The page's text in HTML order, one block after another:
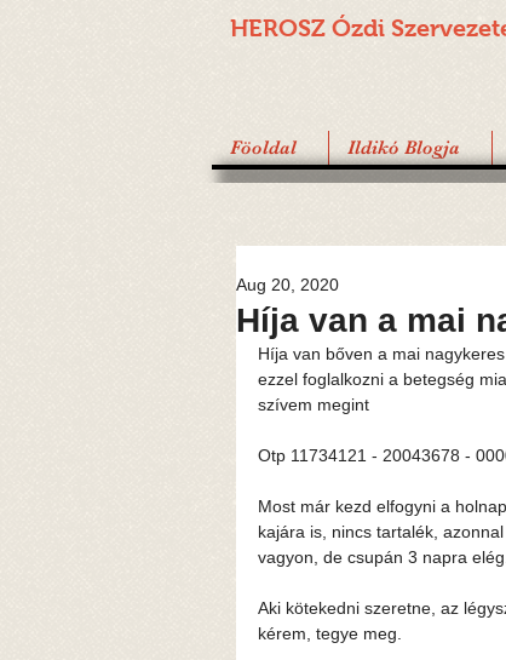
HEROSZ Ózdi Szervezete
Föoldal Ildikó Blogja
Híja van a mai
Aug 20, 2020
Híja van bőven a mai
ezzel foglalkozni a betegség
szívem megint
Otp 11734121 - 20043678 -
Most már kezd elfogyni a
kajára is, nincs tartalék,
vagyon, de csupán 3 napra
Aki kötekedni szeretne, az
kérem, tegye meg.